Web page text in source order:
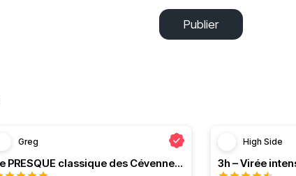
Publier
Greg
Le PRESQUE classique des Cévennes par Greg
High Side